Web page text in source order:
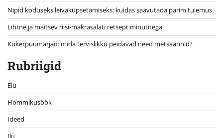
Nipid koduseks leivaküpsetamiseks: kuidas saavutada parim tulemus
Lihtne ja maitsev riisi-makrasalati retsept minutitega
Kukerpuumarjad: mida tervislikku peidavad need metsaannid?
Rubriigid
Elu
Hommikusöök
Ideed
Ilu